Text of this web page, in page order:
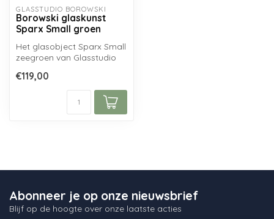
GLASSTUDIO BOROWSKI
Borowski glaskunst
Sparx Small groen
Het glasobject Sparx Small
zeegroen van Glasstudio
en vo...
€119,00
Abonneer je op onze nieuwsbrief
Blijf op de hoogte over onze laatste acties